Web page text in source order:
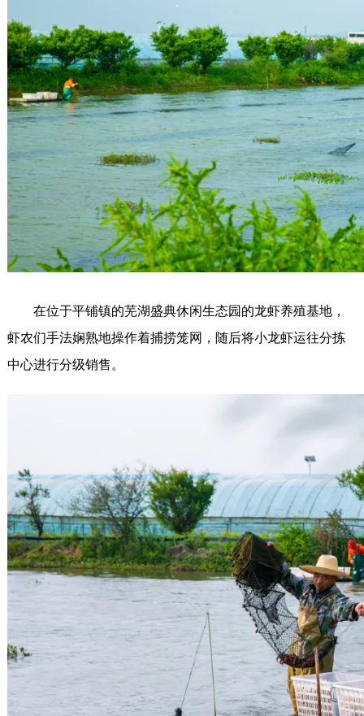
在位于平铺镇的芜湖盛典休闲生态园的龙虾养殖基地，
虾农们手法娴熟地操作着捕捞笼网，随后将小龙虾运往分拣
中心进行分级销售。